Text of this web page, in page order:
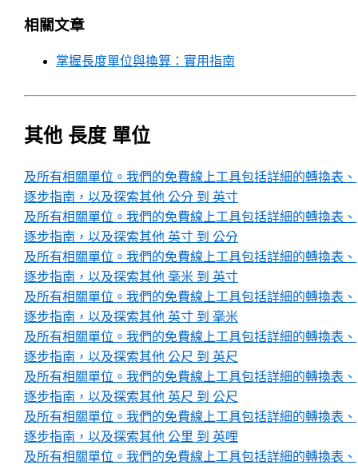
相關文章
掌握長度單位與換算：實用指南
其他 長度 單位
及所有相關單位。我們的免費線上工具包括詳細的轉換表、
逐步指南，以及探索其他 公分 到 英寸
及所有相關單位。我們的免費線上工具包括詳細的轉換表、
逐步指南，以及探索其他 英寸 到 公分
及所有相關單位。我們的免費線上工具包括詳細的轉換表、
逐步指南，以及探索其他 毫米 到 英寸
及所有相關單位。我們的免費線上工具包括詳細的轉換表、
逐步指南，以及探索其他 英寸 到 毫米
及所有相關單位。我們的免費線上工具包括詳細的轉換表、
逐步指南，以及探索其他 公尺 到 英尺
及所有相關單位。我們的免費線上工具包括詳細的轉換表、
逐步指南，以及探索其他 英尺 到 公尺
及所有相關單位。我們的免費線上工具包括詳細的轉換表、
逐步指南，以及探索其他 公里 到 英哩
及所有相關單位。我們的免費線上工具包括詳細的轉換表、